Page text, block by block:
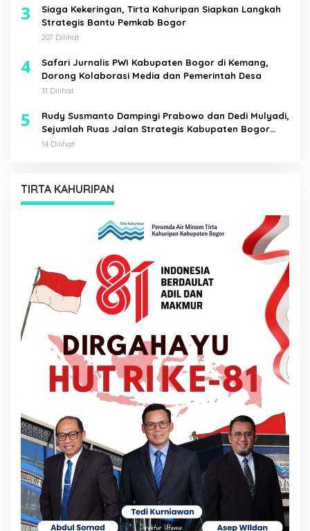
3
Siaga Kekeringan, Tirta Kahuripan Siapkan Langkah
Strategis Bantu Pemkab Bogor
207 Dilihat
4
Safari Jurnalis PWI Kabupaten Bogor di Kemang,
Dorong Kolaborasi Media dan Pemerintah Desa
31 Dilihat
5
Rudy Susmanto Dampingi Prabowo dan Dedi Mulyadi,
Sejumlah Ruas Jalan Strategis Kabupaten Bogor
Diresmikan
14 Dilihat
TIRTA KAHURIPAN